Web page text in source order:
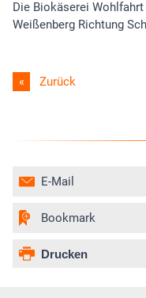
Die Biokäserei
Weißenberg Richtung
Zurück
E-Mail
Bookmark
Drucken